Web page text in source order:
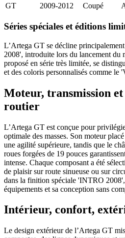
GT
2009-2012 Coupé
Séries spéciales et éditions
L’Artega GT se décline
2008', introduite lors du lancement du
proposé en série très limitée, se
et des coloris personnalisés comme le
Moteur, transmission
routier
L’Artega GT est conçue pour
optimale des masses. Son moteur
une agilité supérieure, tandis que le
roues forgées de 19 pouces
intense. Chaque composant a été
de plaisir sur route sinueuse ou sur
dans la finition spéciale 'INTRO 2008',
équipements et sa conception sans
Intérieur, confort,
Le design extérieur de l’Artega GT